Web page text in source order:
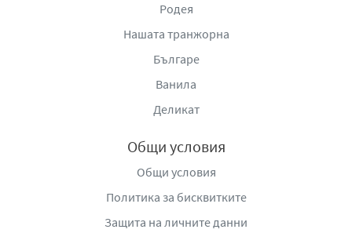
Родея
Нашата транжорна
Българе
Ванила
Деликат
Общи условия
Общи условия
Политика за бисквитките
Защита на личните данни